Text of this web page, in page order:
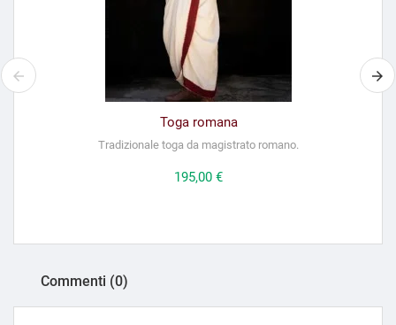
Toga romana
Tradizionale toga da magistrato romano.
Prezzo
195,00 €
Commenti (0)